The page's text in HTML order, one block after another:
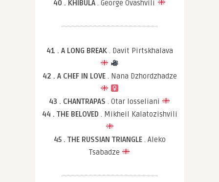
40 . KHIBULA. George Ovashvili
41 . A LONG BREAK . Davit Pirtskhalava
42 . A CHEF IN LOVE . Nana Dzhordzhadze
43 . CHANTRAPAS . Otar Iosseliani
44 . THE BELOVED . Mikheil Kalatozishvili
45 . THE RUSSIAN TRIANGLE . Aleko
Tsabadze